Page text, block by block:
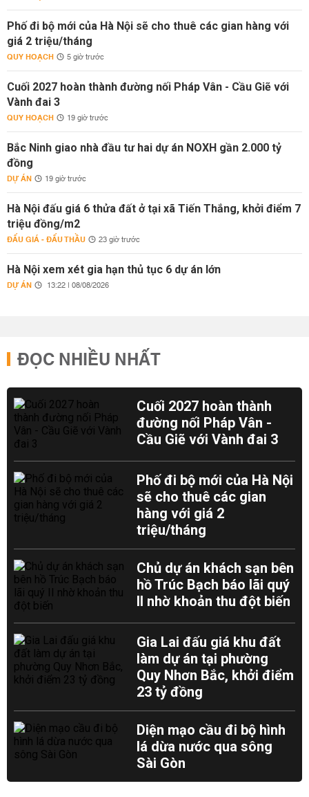
Phố đi bộ mới của Hà Nội sẽ cho thuê các gian hàng với
giá 2 triệu/tháng
QUY HOẠCH 5 giờ trước
Cuối 2027 hoàn thành đường nối Pháp Vân - Cầu Giẽ với
Vành đai 3
QUY HOẠCH 19 giờ trước
Bắc Ninh giao nhà đầu tư hai dự án NOXH gần 2.000 tỷ
đồng
DỰ ÁN 19 giờ trước
Hà Nội đấu giá 6 thửa đất ở tại xã Tiến Thắng, khởi điểm 7
triệu đồng/m2
ĐẤU GIÁ - ĐẤU THẦU 23 giờ trước
Hà Nội xem xét gia hạn thủ tục 6 dự án lớn
DỰ ÁN 13:22 | 08/08/2026
ĐỌC NHIỀU NHẤT
Cuối 2027 hoàn thành
đường nối Pháp Vân -
Cầu Giẽ với Vành đai 3
Phố đi bộ mới của Hà Nội
sẽ cho thuê các gian
hàng với giá 2
triệu/tháng
Chủ dự án khách sạn bên
hồ Trúc Bạch báo lãi quý
II nhờ khoản thu đột biến
Gia Lai đấu giá khu đất
làm dự án tại phường
Quy Nhơn Bắc, khởi điểm
23 tỷ đồng
Diện mạo cầu đi bộ hình
lá dừa nước qua sông
Sài Gòn